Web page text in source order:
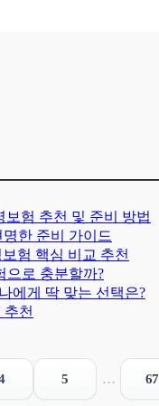
보험 추천 및 준비 방법
한 준비 가이드
험 핵심 비교 추천
으로 충분할까?
에게 딱 맞는 선택은?
천
5 … 67